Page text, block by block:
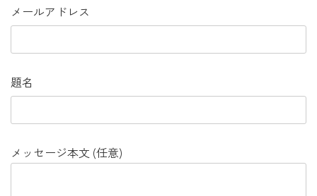
メールアドレス
題名
メッセージ本文 (任意)